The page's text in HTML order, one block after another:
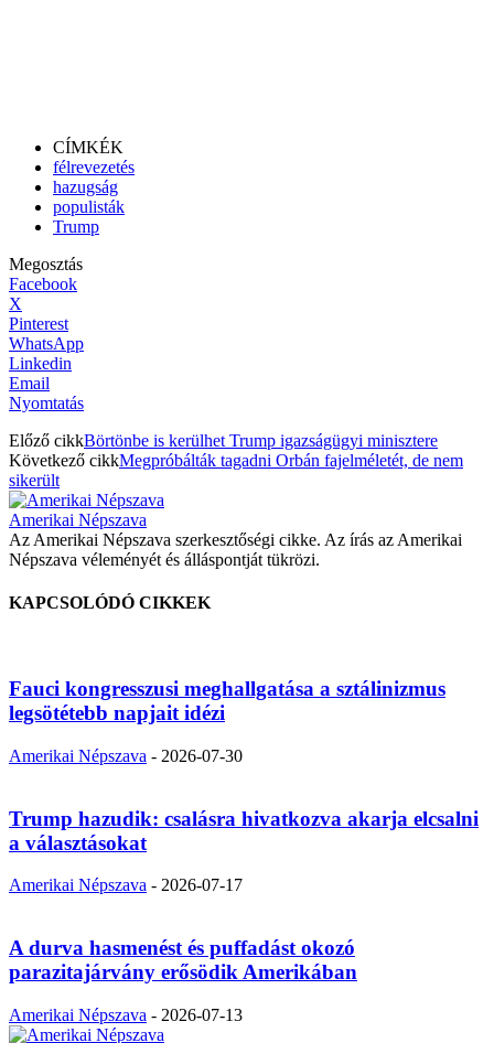
CÍMKÉK
félrevezetés
hazugság
populisták
Trump
Megosztás
Facebook
X
Pinterest
WhatsApp
Linkedin
Email
Nyomtatás
Előző cikkBörtönbe is kerülhet Trump igazságügyi minisztere
Következő cikkMegpróbálták tagadni Orbán fajelméletét, de nem
sikerült
Amerikai Népszava
Az Amerikai Népszava szerkesztőségi cikke. Az írás az Amerikai
Népszava véleményét és álláspontját tükrözi.
KAPCSOLÓDÓ CIKKEK
Fauci kongresszusi meghallgatása a sztálinizmus
legsötétebb napjait idézi
Amerikai Népszava - 2026-07-30
Trump hazudik: csalásra hivatkozva akarja elcsalni
a választásokat
Amerikai Népszava - 2026-07-17
A durva hasmenést és puffadást okozó
parazitajárvány erősödik Amerikában
Amerikai Népszava - 2026-07-13